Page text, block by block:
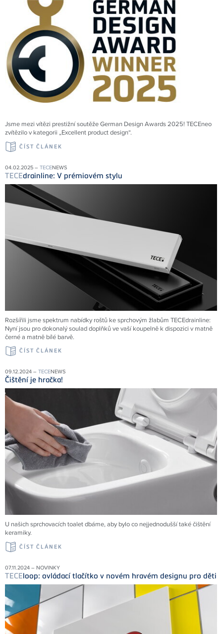
Jsme mezi vítězi prestižní soutěže German Design Awards 2025! TECEneo
zvítězilo v kategorii „Excellent product design“.
ČÍST ČLÁNEK
04.02.2025 – TECENEWS
TECEdrainline: V prémiovém stylu
Rozšířili jsme spektrum nabídky roštů ke sprchovým žlabům TECEdrainline:
Nyní jsou pro dokonalý soulad doplňků ve vaší koupelně k dispozici v matně
černé a matně bílé barvě.
ČÍST ČLÁNEK
09.12.2024 – TECENEWS
Čištění je hračka!
U našich sprchovacích toalet dbáme, aby bylo co nejjednodušší také čištění
keramiky.
ČÍST ČLÁNEK
07.11.2024 – NOVINKY
TECEloop: ovládací tlačítko v novém hravém designu pro děti